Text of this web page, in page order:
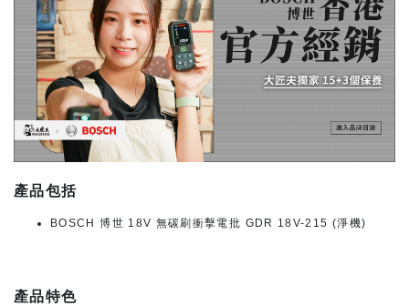
產品包括
BOSCH 博世 18V 無碳刷衝擊電批 GDR 18V-215 (淨機)
產品特色